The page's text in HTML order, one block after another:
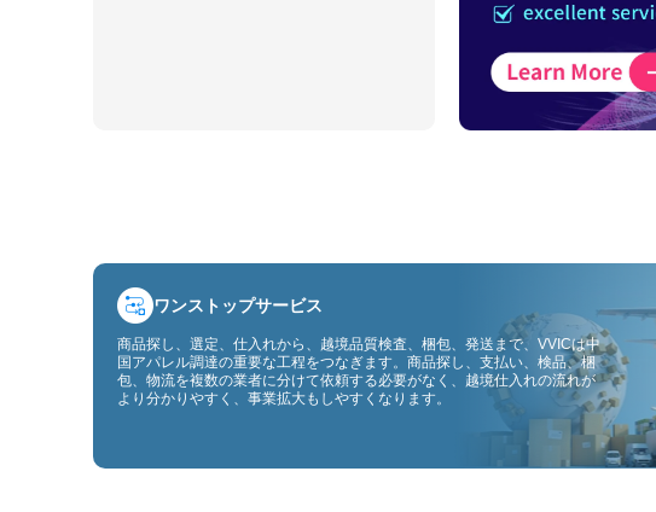
ワンストップサービス
商品探し、選定、仕入れから、越境品質検査、梱包、発送まで、VVICは中
国アパレル調達の重要な工程をつなぎます。商品探し、支払い、検品、梱
包、物流を複数の業者に分けて依頼する必要がなく、越境仕入れの流れが
より分かりやすく、事業拡大もしやすくなります。